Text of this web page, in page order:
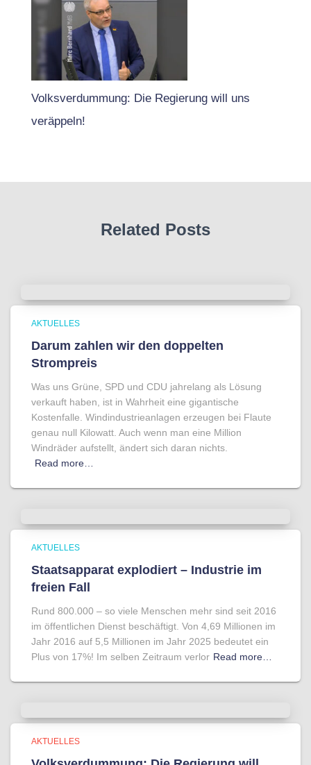
Volksverdummung: Die Regierung will uns
veräppeln!
Related Posts
AKTUELLES
Darum zahlen wir den doppelten
Strompreis
Was uns Grüne, SPD und CDU jahrelang als Lösung
verkauft haben, ist in Wahrheit eine gigantische
Kostenfalle. Windindustrieanlagen erzeugen bei Flaute
genau null Kilowatt. Auch wenn man eine Million
Windräder aufstellt, ändert sich daran nichts.
Read more…
AKTUELLES
Staatsapparat explodiert – Industrie im
freien Fall
Rund 800.000 – so viele Menschen mehr sind seit 2016
im öffentlichen Dienst beschäftigt. Von 4,69 Millionen im
Jahr 2016 auf 5,5 Millionen im Jahr 2025 bedeutet ein
Plus von 17%! Im selben Zeitraum verlor Read more…
AKTUELLES